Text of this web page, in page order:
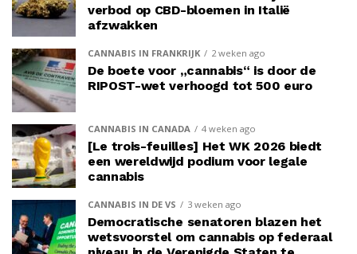
verbod op CBD-bloemen in Italië
afzwakken
CANNABIS IN FRANKRIJK 2 weken ago
De boete voor „cannabis“ is door de
RIPOST-wet verhoogd tot 500 euro
CANNABIS IN CANADA 4 weken ago
[Le trois-feuilles] Het WK 2026 biedt
een wereldwijd podium voor legale
cannabis
CANNABIS IN DE VS 3 weken ago
Democratische senatoren blazen het
wetsvoorstel om cannabis op federaal